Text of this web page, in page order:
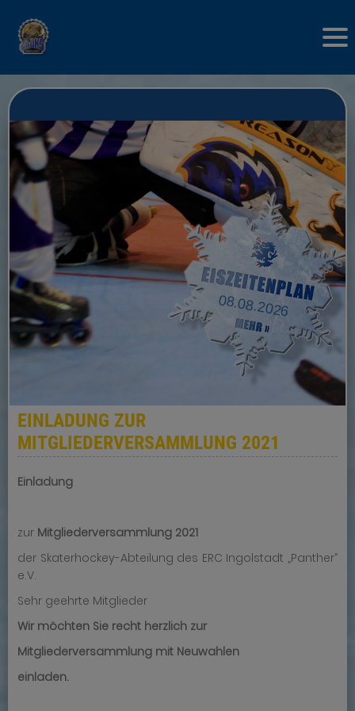
08.08.2026
EINLADUNG ZUR
MITGLIEDERVERSAMMLUNG 2021
Einladung
zur Mitgliederversammlung 2021
der Skaterhockey-Abteilung des ERC Ingolstadt „Panther“
e.V.
Sehr geehrte Mitglieder
Wir möchten Sie recht herzlich zur
Mitgliederversammlung mit Neuwahlen
einladen.